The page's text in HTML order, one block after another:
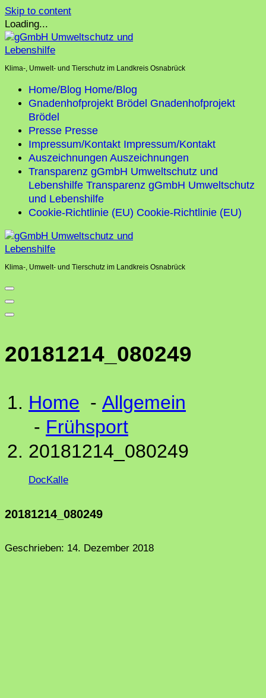
Skip to content
Loading...
Klima-, Umwelt- und Tierschutz im Landkreis Osnabrück
Home/Blog Home/Blog
Gnadenhofprojekt Brödel Gnadenhofprojekt
Brödel
Presse Presse
Impressum/Kontakt Impressum/Kontakt
Auszeichnungen Auszeichnungen
Transparenz gGmbH Umweltschutz und
Lebenshilfe Transparenz gGmbH Umweltschutz
und Lebenshilfe
Cookie-Richtlinie (EU) Cookie-Richtlinie (EU)
Klima-, Umwelt- und Tierschutz im Landkreis Osnabrück
20181214_080249
Home - Allgemein
- Frühsport
20181214_080249
DocKalle
20181214_080249
Geschrieben: 14. Dezember 2018